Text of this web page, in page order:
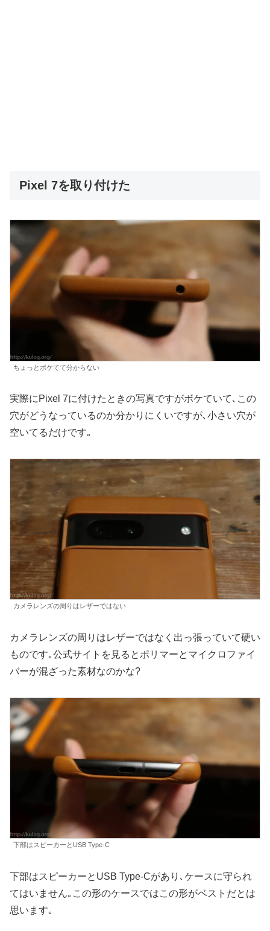
Pixel 7を取り付けた
ちょっとボケてて分からない
実際にPixel 7に付けたときの写真ですがボケていて､この
穴がどうなっているのか分かりにくいですが､小さい穴が
空いてるだけです｡
カメラレンズの周りはレザーではない
カメラレンズの周りはレザーではなく出っ張っていて硬い
ものです｡公式サイトを見るとポリマーとマイクロファイ
バーが混ざった素材なのかな?
下部はスピーカーとUSB Type-C
下部はスピーカーとUSB Type-Cがあり､ケースに守られ
てはいません｡この形のケースではこの形がベストだとは
思います｡